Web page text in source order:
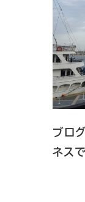
ブロ
ネス